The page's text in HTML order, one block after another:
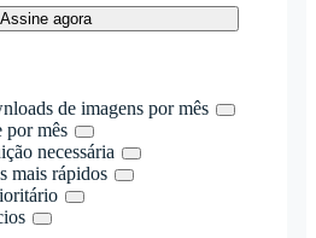
Assine agora
de imagens por mês
por mês
necessária
mais rápidos